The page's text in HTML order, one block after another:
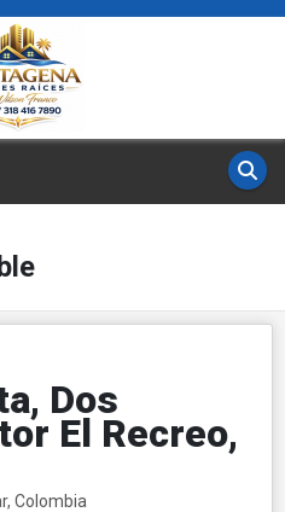
Dos
El Recreo,
Colombia